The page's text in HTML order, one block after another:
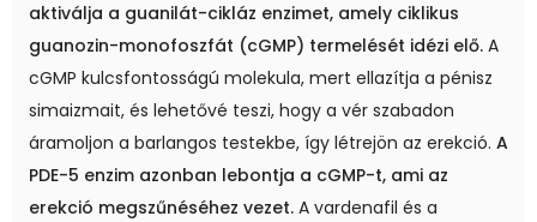
aktiválja a guanilát-cikláz enzimet, amely ciklikus
guanozin-monofoszfát (cGMP) termelését idézi elő. A
cGMP kulcsfontosságú molekula, mert ellazítja a pénisz
simaizmait, és lehetővé teszi, hogy a vér szabadon
áramoljon a barlangos testekbe, így létrejön az erekció. A
PDE-5 enzim azonban lebontja a cGMP-t, ami az
erekció megszűnéséhez vezet. A vardenafil és a